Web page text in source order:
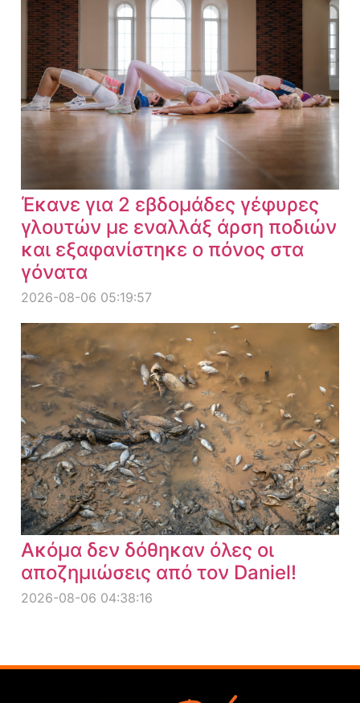
Έκανε για 2 εβδομάδες γέφυρες
γλουτών με εναλλάξ άρση ποδιών
και εξαφανίστηκε ο πόνος στα
γόνατα
2026-08-06 05:19:57
Ακόμα δεν δόθηκαν όλες οι
αποζημιώσεις από τον Daniel!
2026-08-06 04:38:16